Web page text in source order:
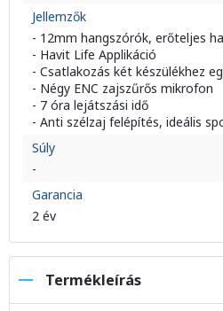
Jellemzők
- 12mm hangszórók, erőteljes
- Havit Life Applikáció
- Csatlakozás két készülékhez
- Négy ENC zajszűrős mikrofon
- 7 óra lejátszási idő
- Anti szélzaj felépítés, ideális
Súly
-
Garancia
2 év
Termékleírás